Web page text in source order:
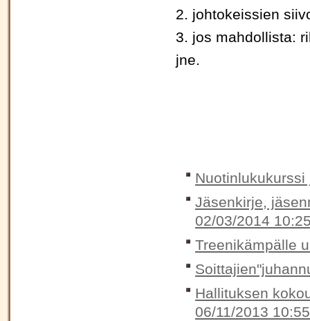
2. johtokeissien
3. jos mahdollista:
jne.
Jäsenkirje,
02/03/2014
Treenikämpälle
Hallituksen
06/11/2013 10:55